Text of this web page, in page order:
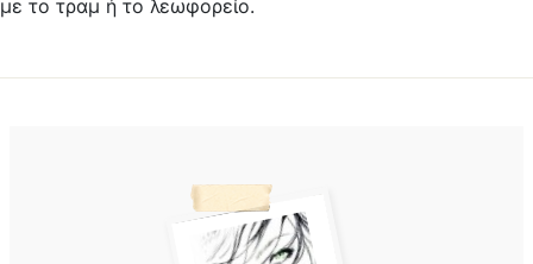
με το τραμ ή το λεωφορείο.